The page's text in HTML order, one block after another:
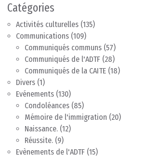
Catégories
Activités culturelles (135)
Communications (109)
Communiqués communs (57)
Communiqués de l'ADTF (28)
Communiqués de la CAITE (18)
Divers (1)
Evénements (130)
Condoléances (85)
Mémoire de l'immigration (20)
Naissance. (12)
Réussite. (9)
Evènements de l'ADTF (15)